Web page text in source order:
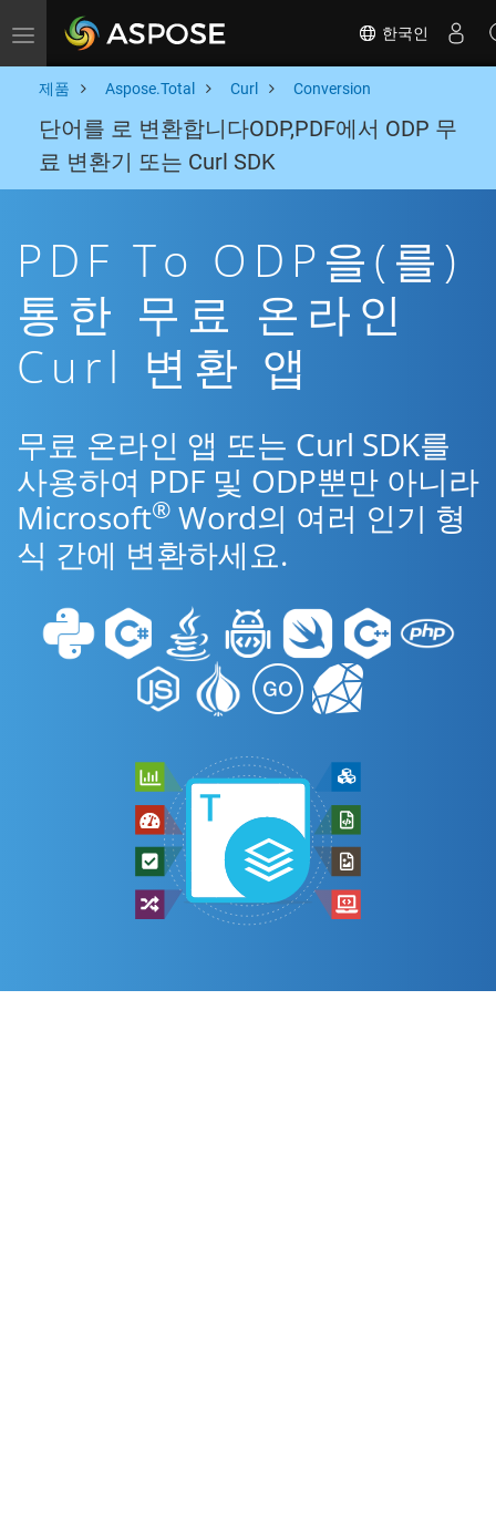
Toggle navigation 한국인
제품 Aspose.Total Curl Conversion
단어를 로 변환합니다ODP,PDF에서 ODP 무
료 변환기 또는 Curl SDK
PDF To ODP을(를)
통한 무료 온라인
Curl 변환 앱
무료 온라인 앱 또는 Curl SDK를
사용하여 PDF 및 ODP뿐만 아니라
Microsoft® Word의 여러 인기 형
식 간에 변환하세요.